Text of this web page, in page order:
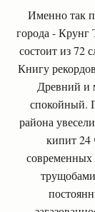
Именно так
города - Крунг
состоит из 72
Книгу
Древний и
спокойный.
района
кипит 24
современных